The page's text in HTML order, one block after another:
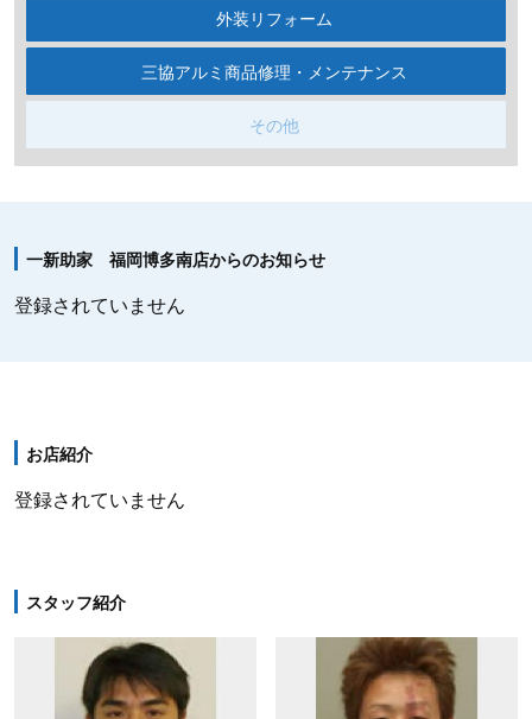
外装リフォーム
三協アルミ商品修理・メンテナンス
その他
一新助家 福岡博多南店からのお知らせ
登録されていません
お店紹介
登録されていません
スタッフ紹介